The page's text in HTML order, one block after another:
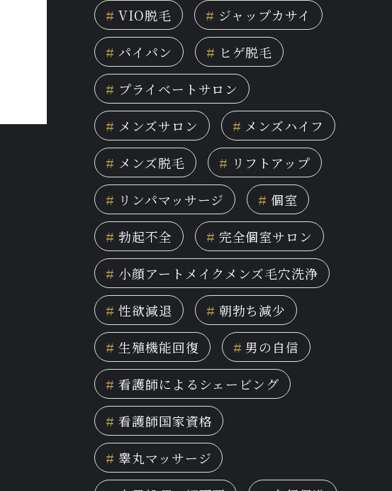
# VIO脱毛 # ジャップカサイ
# パイパン # ヒゲ脱毛
# プライベートサロン
# メンズサロン # メンズハイフ
# メンズ脱毛 # リフトアップ
# リンパマッサージ # 個室
# 勃起不全 # 完全個室サロン
# 小顔アートメイクメンズ毛穴洗浄
# 性欲減退 # 朝勃ち減少
# 生殖機能回復 # 男の自信
# 看護師によるシェービング
# 看護師国家資格
# 睾丸マッサージ